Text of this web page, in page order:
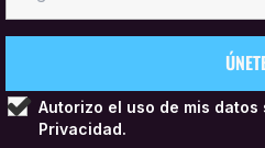
Autorizo el uso de mis datos
Privacidad.